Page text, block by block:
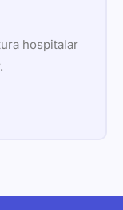
hospitalar